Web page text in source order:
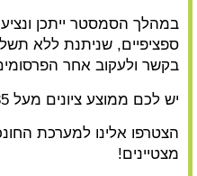
במהלך הסמסטר ייתכן
ספציפיים, שניתנת ללא
בקשר ולעקוב אחר
יש לכם ממוצע ציונים מעל 85 ואתם רוצים להיות חונכים?
הצטרפו אלינו למערכת
מצטיינים!